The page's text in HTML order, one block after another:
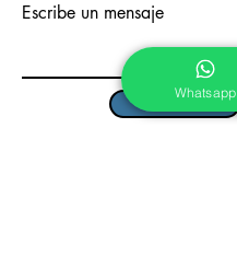
Escribe un mensaje
Enviar
Whatsapp